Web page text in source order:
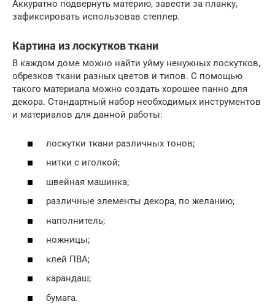
Аккуратно подвернуть материю, завести за планку,
зафиксировать использовав степлер.
Картина из лоскутков ткани
В каждом доме можно найти уйму ненужных лоскутков,
обрезков ткани разных цветов и типов. С помощью
такого материала можно создать хорошее панно для
декора. Стандартный набор необходимых инструментов
и материалов для данной работы:
лоскутки ткани различных тонов;
нитки с иголкой;
швейная машинка;
различные элементы декора, по желанию;
наполнитель;
ножницы;
клей ПВА;
карандаш;
бумага.